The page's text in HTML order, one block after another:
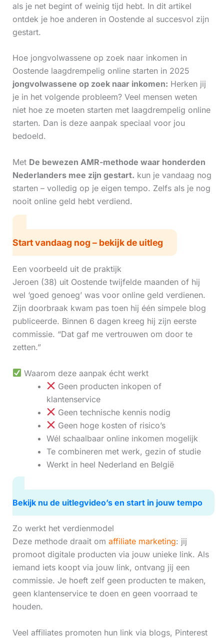
als je net begint of weinig tijd hebt. In dit artikel
ontdek je hoe anderen in Oostende al succesvol zijn
gestart.
Hoe jongvolwassene op zoek naar inkomen in
Oostende laagdrempelig online starten in 2025
jongvolwassene op zoek naar inkomen: Herken jij
je in het volgende probleem? Veel mensen weten
niet hoe ze moeten starten met laagdrempelig online
starten. Dan is deze aanpak speciaal voor jou
bedoeld.
Met De bewezen AMR-methode waar honderden
Nederlanders mee zijn gestart. kun je vandaag nog
starten – volledig op je eigen tempo. Zelfs als je nog
nooit online geld hebt verdiend.
Start vandaag nog – bekijk de uitleg
Een voorbeeld uit de praktijk
Jeroen (38) uit Oostende twijfelde maanden of hij
wel ‘goed genoeg’ was voor online geld verdienen.
Zijn doorbraak kwam pas toen hij één simpele blog
publiceerde. Binnen 6 dagen kreeg hij zijn eerste
commissie. “Dat gaf me vertrouwen om door te
zetten.”
Waarom deze aanpak écht werkt
Geen producten inkopen of
klantenservice
Geen technische kennis nodig
Geen hoge kosten of risico’s
Wél schaalbaar online inkomen mogelijk
Te combineren met werk, gezin of studie
Werkt in heel Nederland en België
Bekijk nu de uitlegvideo’s en start in jouw tempo
Zo werkt het verdienmodel
Deze methode draait om affiliate marketing: jij
promoot digitale producten via jouw unieke link. Als
iemand iets koopt via jouw link, ontvang jij een
commissie. Je hoeft zelf geen producten te maken,
geen klantenservice te doen en geen voorraad te
houden.
Veel affiliates promoten hun link via blogs, Pinterest